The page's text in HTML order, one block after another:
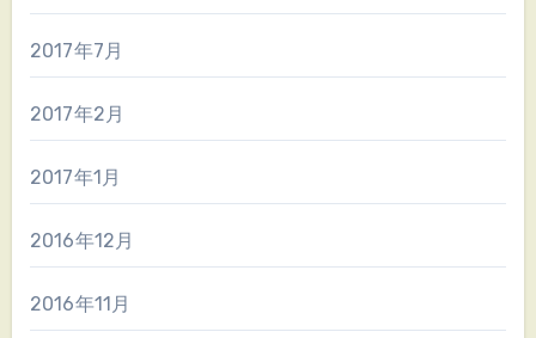
2017年7月
2017年2月
2017年1月
2016年12月
2016年11月